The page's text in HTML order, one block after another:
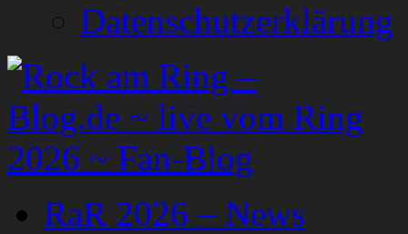
Datenschutzerklärung
RaR 2026 – News